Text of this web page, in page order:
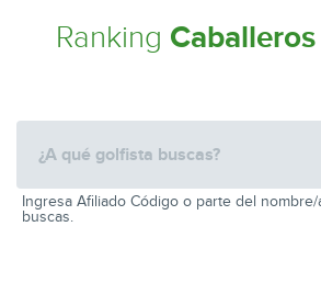
Ranking
Ingresa Afiliado Código o parte del
buscas.